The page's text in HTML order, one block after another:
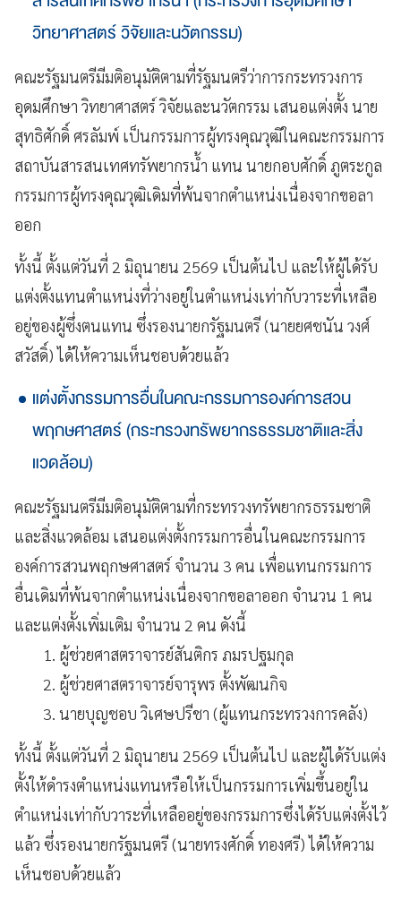
วิทยาศาสตร์ วิจัยและนวัตกรรม)
คณะรัฐมนตรีมีมติอนุมัติตามที่รัฐมนตรีว่าการกระทรวงการ
อุดมศึกษา วิทยาศาสตร์ วิจัยและนวัตกรรม เสนอแต่งตั้ง นาย
สุทธิศักดิ์ ศรลัมพ์ เป็นกรรมการผู้ทรงคุณวุฒิในคณะกรรมการ
สถาบันสารสนเทศทรัพยากรน้ำ แทน นายกอบศักดิ์ ภูตระกูล
กรรมการผู้ทรงคุณวุฒิเดิมที่พ้นจากตำแหน่งเนื่องจากขอลา
ออก
ทั้งนี้ ตั้งแต่วันที่ 2 มิถุนายน 2569 เป็นต้นไป และให้ผู้ได้รับ
แต่งตั้งแทนตำแหน่งที่ว่างอยู่ในตำแหน่งเท่ากับวาระที่เหลือ
อยู่ของผู้ซึ่งตนแทน ซึ่งรองนายกรัฐมนตรี (นายยศชนัน วงศ์
สวัสดิ์) ได้ให้ความเห็นชอบด้วยแล้ว
แต่งตั้งกรรมการอื่นในคณะกรรมการองค์การสวน
พฤกษศาสตร์ (กระทรวงทรัพยากรธรรมชาติและสิ่ง
แวดล้อม)
คณะรัฐมนตรีมีมติอนุมัติตามที่กระทรวงทรัพยากรธรรมชาติ
และสิ่งแวดล้อม เสนอแต่งตั้งกรรมการอื่นในคณะกรรมการ
องค์การสวนพฤกษศาสตร์ จำนวน 3 คน เพื่อแทนกรรมการ
อื่นเดิมที่พ้นจากตำแหน่งเนื่องจากขอลาออก จำนวน 1 คน
และแต่งตั้งเพิ่มเติม จำนวน 2 คน ดังนี้
1. ผู้ช่วยศาสตราจารย์สันติกร ภมรปฐมกุล
2. ผู้ช่วยศาสตราจารย์จารุพร ตั้งพัฒนกิจ
3. นายบุญชอบ วิเศษปรีชา (ผู้แทนกระทรวงการคลัง)
ทั้งนี้ ตั้งแต่วันที่ 2 มิถุนายน 2569 เป็นต้นไป และผู้ได้รับแต่ง
ตั้งให้ดำรงตำแหน่งแทนหรือให้เป็นกรรมการเพิ่มขึ้นอยู่ใน
ตำแหน่งเท่ากับวาระที่เหลืออยู่ของกรรมการซึ่งได้รับแต่งตั้งไว้
แล้ว ซึ่งรองนายกรัฐมนตรี (นายทรงศักดิ์ ทองศรี) ได้ให้ความ
เห็นชอบด้วยแล้ว